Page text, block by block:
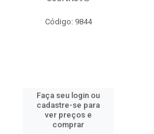
Código: 9844
Faça seu login ou
cadastre-se para
ver preços e
comprar